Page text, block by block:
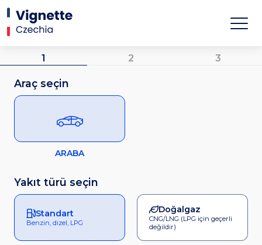
1 2 3
Araç seçin
ARABA
Yakıt türü seçin
Standart
Benzin, dizel, LPG
Doğalgaz
CNG/LNG (LPG için geçerli
değildir)